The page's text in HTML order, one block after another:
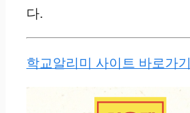
다.
학교알리미 사이트 바로가기